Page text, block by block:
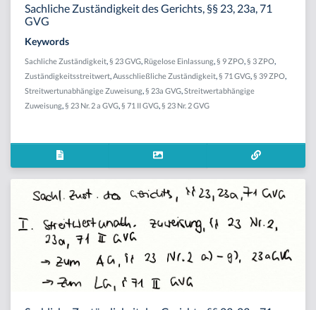
Sachliche Zuständigkeit des Gerichts, §§ 23, 23a, 71
GVG
Keywords
Sachliche Zuständigkeit § 23 GVG Rügelose Einlassung § 9 ZPO § 3 ZPO
Zuständigkeitsstreitwert Ausschließliche Zuständigkeit § 71 GVG § 39 ZPO
Streitwertunabhängige Zuweisung § 23a GVG Streitwertabhängige
Zuweisung § 23 Nr. 2 a GVG § 71 II GVG § 23 Nr. 2 GVG